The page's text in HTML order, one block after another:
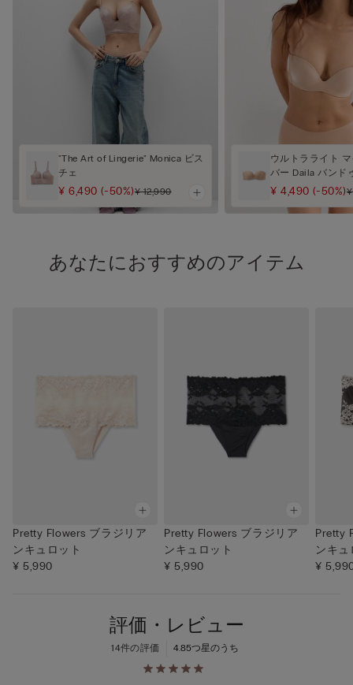
"The Art of Lingerie" Monica ビス
チェ
¥ 6,490(-50%)¥ 12,990
ウルトラライト
バー Daila バンド
¥ 4,490(-50%)
あなたにおすすめのアイテム
Pretty Flowers ブラジリア
ンキュロット
¥ 5,990
Pretty Flowers ブラジリア
ンキュロット
¥ 5,990
Pretty
ンキ
¥
評価・レビュー
4.85つ星のうち
14件の評価